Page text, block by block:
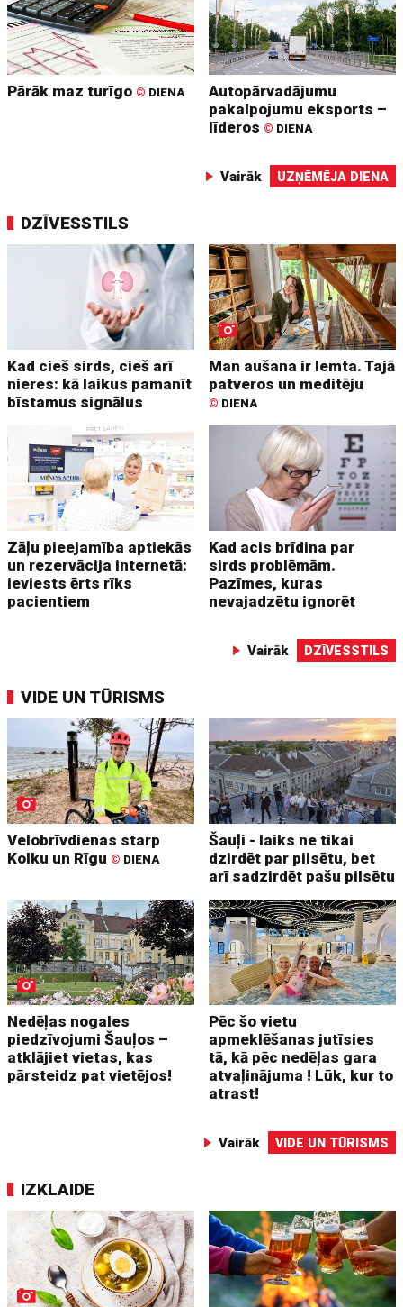
Pārāk maz turīgo © DIENA
Autopārvadājumu
pakalpojumu eksports –
līderos © DIENA
Vairāk UZŅĒMĒJA DIENA
DZĪVESSTILS
Kad cieš sirds, cieš arī
nieres: kā laikus pamanīt
bīstamus signālus
Man aušana ir lemta. Tajā
patveros un meditēju
© DIENA
Zāļu pieejamība aptiekās
un rezervācija internetā:
ieviests ērts rīks
pacientiem
Kad acis brīdina par
sirds problēmām.
Pazīmes, kuras
nevajadzētu ignorēt
Vairāk DZĪVESSTILS
VIDE UN TŪRISMS
Velobrīvdienas starp
Kolku un Rīgu © DIENA
Šauļi - laiks ne tikai
dzirdēt par pilsētu, bet
arī sadzirdēt pašu pilsētu
Nedēļas nogales
piedzīvojumi Šauļos –
atklājiet vietas, kas
pārsteidz pat vietējos!
Pēc šo vietu
apmeklēšanas jutīsies
tā, kā pēc nedēļas gara
atvaļinājuma ! Lūk, kur to
atrast!
Vairāk VIDE UN TŪRISMS
IZKLAIDE